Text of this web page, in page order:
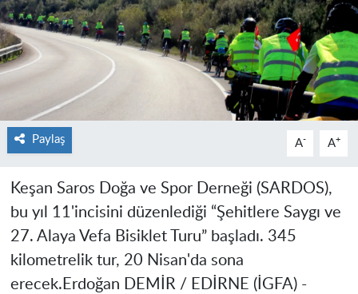
Paylaş A- A+
Keşan Saros Doğa ve Spor Derneği (SARDOS),
bu yıl 11'incisini düzenlediği “Şehitlere Saygı ve
27. Alaya Vefa Bisiklet Turu” başladı. 345
kilometrelik tur, 20 Nisan'da sona
erecek. Erdoğan DEMİR / EDİRNE (İGFA) -